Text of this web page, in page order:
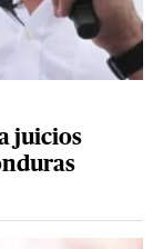
juicios